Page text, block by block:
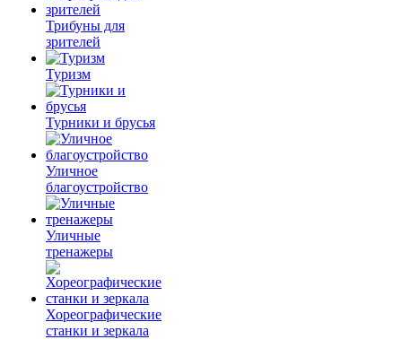
Трибуны для
зрителей
Туризм
Турники и брусья
Уличное
благоустройство
Уличные
тренажеры
Хореографические
станки и зеркала